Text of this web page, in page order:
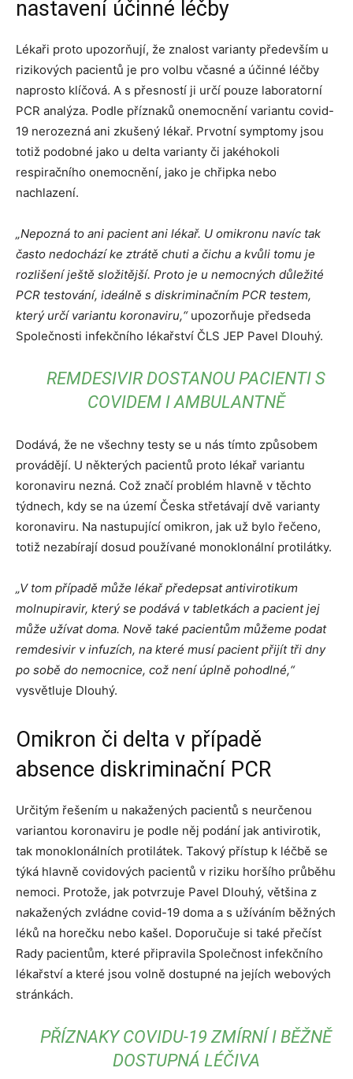
nastavení účinné léčby
Lékaři proto upozorňují, že znalost varianty především u
rizikových pacientů je pro volbu včasné a účinné léčby
naprosto klíčová. A s přesností ji určí pouze laboratorní
PCR analýza. Podle příznaků onemocnění variantu covid-
19 nerozezná ani zkušený lékař. Prvotní symptomy jsou
totiž podobné jako u delta varianty či jakéhokoli
respiračního onemocnění, jako je chřipka nebo
nachlazení.
„Nepozná to ani pacient ani lékař. U omikronu navíc tak
často nedochází ke ztrátě chuti a čichu a kvůli tomu je
rozlišení ještě složitější. Proto je u nemocných důležité
PCR testování, ideálně s diskriminačním PCR testem,
který určí variantu koronaviru,“ upozorňuje předseda
Společnosti infekčního lékařství ČLS JEP Pavel Dlouhý.
REMDESIVIR DOSTANOU PACIENTI S
COVIDEM I AMBULANTNĚ
Dodává, že ne všechny testy se u nás tímto způsobem
provádějí. U některých pacientů proto lékař variantu
koronaviru nezná. Což značí problém hlavně v těchto
týdnech, kdy se na území Česka střetávají dvě varianty
koronaviru. Na nastupující omikron, jak už bylo řečeno,
totiž nezabírají dosud používané monoklonální protilátky.
„V tom případě může lékař předepsat antivirotikum
molnupiravir, který se podává v tabletkách a pacient jej
může užívat doma. Nově také pacientům můžeme podat
remdesivir v infuzích, na které musí pacient přijít tři dny
po sobě do nemocnice, což není úplně pohodlné,“
vysvětluje Dlouhý.
Omikron či delta v případě
absence diskriminační PCR
Určitým řešením u nakažených pacientů s neurčenou
variantou koronaviru je podle něj podání jak antivirotik,
tak monoklonálních protilátek. Takový přístup k léčbě se
týká hlavně covidových pacientů v riziku horšího průběhu
nemoci. Protože, jak potvrzuje Pavel Dlouhý, většina z
nakažených zvládne covid-19 doma a s užíváním běžných
léků na horečku nebo kašel. Doporučuje si také přečíst
Rady pacientům, které připravila Společnost infekčního
lékařství a které jsou volně dostupné na jejích webových
stránkách.
PŘÍZNAKY COVIDU-19 ZMÍRNÍ I BĚŽNĚ
DOSTUPNÁ LÉČIVA